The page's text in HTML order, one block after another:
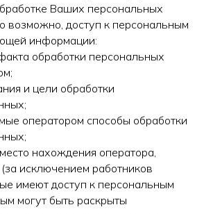
Ваших персональных
возможно, доступ к персональным
информации:
обработки персональных
и цели обработки
оператором способы обработки
нахождения оператора,
исключением работников
имеют доступ к персональным
могут быть раскрыты